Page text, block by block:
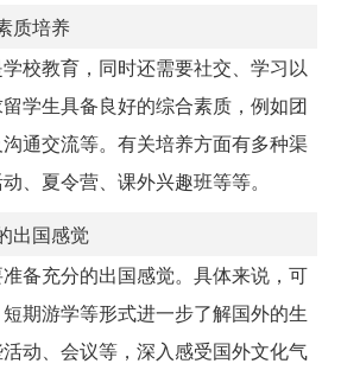
质培养
校教育，同时还需要社交、学习以
学生具备良好的综合素质，例如团
通交流等。有关培养方面有多种渠
、夏令营、课外兴趣班等等。
出国感觉
备充分的出国感觉。具体来说，可
期游学等形式进一步了解国外的生
动、会议等，深入感受国外文化气